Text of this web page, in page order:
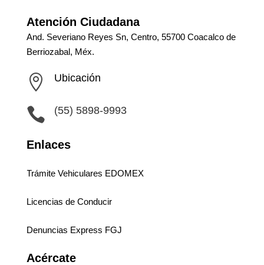
Atención Ciudadana
And. Severiano Reyes Sn, Centro, 55700 Coacalco de
Berriozabal, Méx.
 Ubicación
 (55) 5898-9993
Enlaces
Trámite Vehiculares EDOMEX
Licencias de Conducir
Denuncias Express FGJ
Acércate